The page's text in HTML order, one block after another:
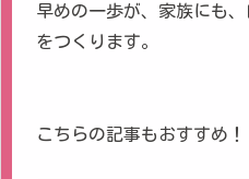
早めの一歩が、家族にも
をつくります。
こちらの記事もおすすめ！